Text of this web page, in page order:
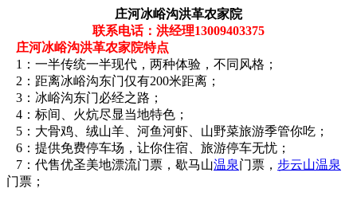
庄河冰峪沟洪革农家院
联系电话：洪经理13009403375
庄河冰峪沟洪革农家院特点
1：一半传统一半现代，两种体验，不同风格；
2：距离冰峪沟东门仅有200米距离；
3：冰峪沟东门必经之路；
4：标间、火炕尽显当地特色；
5：大骨鸡、绒山羊、河鱼河虾、山野菜旅游季管你吃；
6：提供免费停车场，让你住宿、旅游停车无忧；
7：代售优圣美地漂流门票，歇马山温泉门票， 步云山温泉
门票；